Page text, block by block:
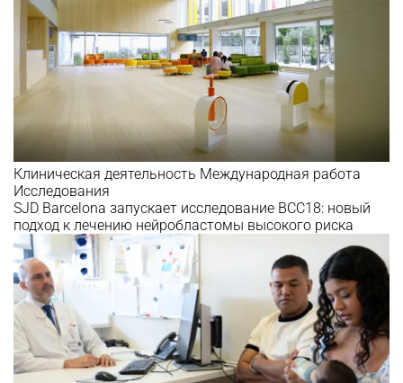
Клиническая деятельность Международная работа
Исследования
SJD Barcelona запускает исследование BCC18: новый
подход к лечению нейробластомы высокого риска